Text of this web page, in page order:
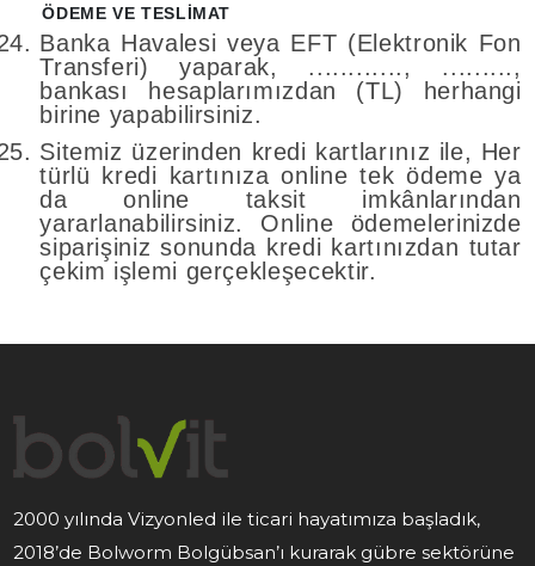
ÖDEME VE TESLİMAT
Banka Havalesi veya EFT (Elektronik Fon
Transferi) yaparak, ............, .........,
bankası hesaplarımızdan (TL) herhangi
birine yapabilirsiniz.
Sitemiz üzerinden kredi kartlarınız ile, Her
türlü kredi kartınıza online tek ödeme ya
da online taksit imkânlarından
yararlanabilirsiniz. Online ödemelerinizde
siparişiniz sonunda kredi kartınızdan tutar
çekim işlemi gerçekleşecektir.
2000 yılında Vizyonled ile ticari hayatımıza başladık,
2018’de Bolworm Bolgübsan’ı kurarak gübre sektörüne